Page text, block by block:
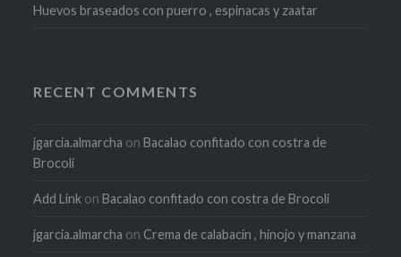
Huevos braseados con puerro , espinacas y zaatar
RECENT COMMENTS
jgarcia.almarcha on Bacalao confitado con costra de
Brocoli
Add Link on Bacalao confitado con costra de Brocoli
jgarcia.almarcha on Crema de calabacín , hinojo y manzana